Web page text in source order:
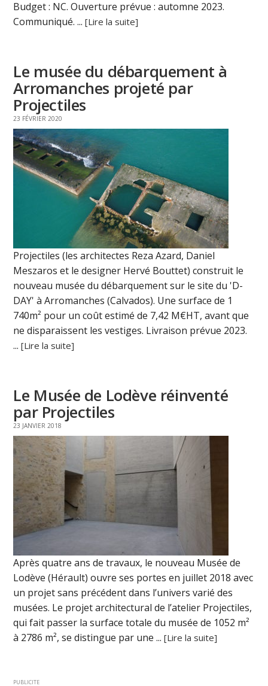
Budget : NC. Ouverture prévue : automne 2023.
Communiqué. ...[Lire la suite]
Le musée du débarquement à
Arromanches projeté par
Projectiles
23 FÉVRIER 2020
Projectiles (les architectes Reza Azard, Daniel
Meszaros et le designer Hervé Bouttet) construit le
nouveau musée du débarquement sur le site du 'D-
DAY' à Arromanches (Calvados). Une surface de 1
740m² pour un coût estimé de 7,42 M€HT, avant que
ne disparaissent les vestiges. Livraison prévue 2023.
...[Lire la suite]
Le Musée de Lodève réinventé
par Projectiles
23 JANVIER 2018
Après quatre ans de travaux, le nouveau Musée de
Lodève (Hérault) ouvre ses portes en juillet 2018 avec
un projet sans précédent dans l’univers varié des
musées. Le projet architectural de l’atelier Projectiles,
qui fait passer la surface totale du musée de 1052 m²
à 2786 m², se distingue par une ...[Lire la suite]
PUBLICITE